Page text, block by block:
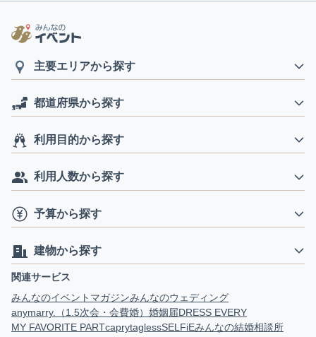
主要エリアから探す
都道府県から探す
利用目的から探す
利用人数から探す
予算から探す
建物から探す
関連サービス
みんなのイベントマガジンみんなのウェディング
anymarry.（1.5次会・会費婚） 婚姻届DRESS EVERY
MY FAVORITE PARTcaprytaglessSELFiEみんなの結婚相談所